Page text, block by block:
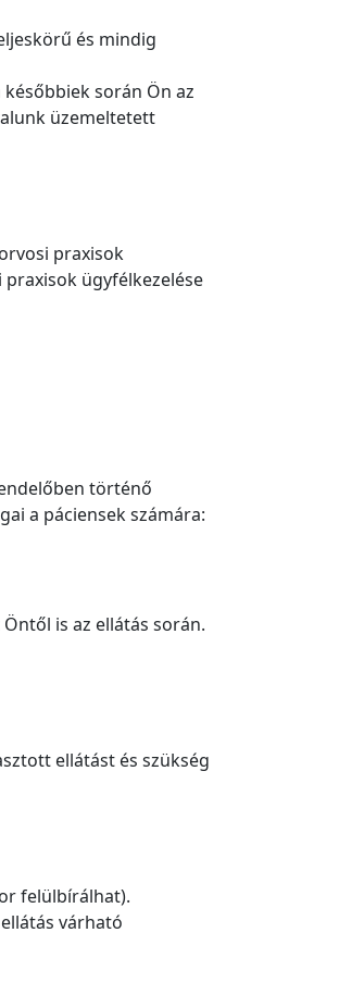
és mindig
során Ön az
üzemeltetett
praxisok
ügyfélkezelése
történő
a páciensek számára:
is az ellátás során.
ellátást és szükség
felülbírálhat).
várható